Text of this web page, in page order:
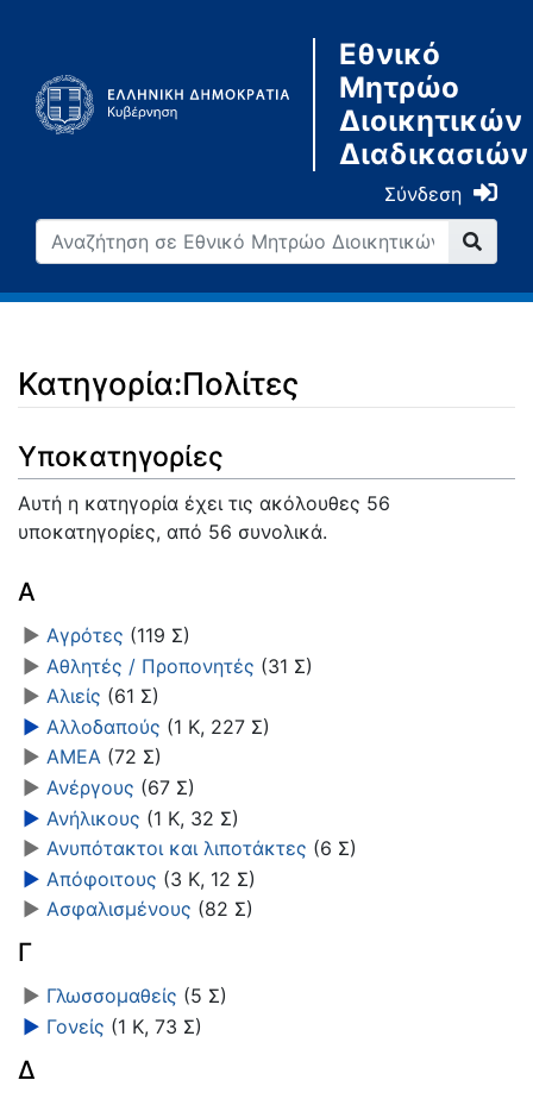
Εθνικό
Μητρώο
Διοικητικών
Διαδικασιών
Σύνδεση
Κατηγορία:Πολίτες
Μετάβαση σε: πλοήγηση
Υποκατηγορίες
Αυτή η κατηγορία έχει τις ακόλουθες 56
υποκατηγορίες, από 56 συνολικά.
Α
► Αγρότες (119 Σ)
► Αθλητές / Προπονητές (31 Σ)
► Αλιείς (61 Σ)
► Αλλοδαπούς (1 Κ, 227 Σ)
► ΑΜΕΑ (72 Σ)
► Ανέργους (67 Σ)
► Ανήλικους (1 Κ, 32 Σ)
► Ανυπότακτοι και λιποτάκτες (6 Σ)
► Απόφοιτους (3 Κ, 12 Σ)
► Ασφαλισμένους (82 Σ)
Γ
► Γλωσσομαθείς (5 Σ)
► Γονείς (1 Κ, 73 Σ)
Δ